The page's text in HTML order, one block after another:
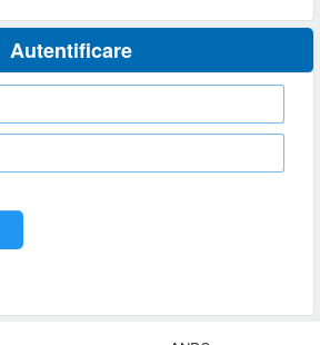
Autentificare